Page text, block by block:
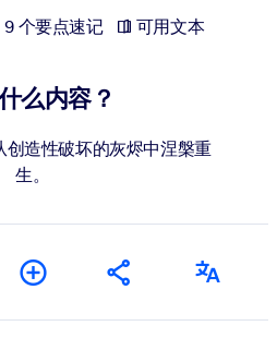
9 个要点速记 可用文本
么内容？
创造性破坏的灰烬中涅槃重
生。